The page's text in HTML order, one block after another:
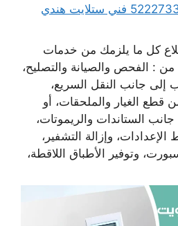
فني ستلايت المطلاع 52227330 فني ستلايت هندي
كل ما يلزمك من خدمات
من : الفحص والصيانة والتصليح،
إلى جانب النقل السريع،
قطع الغيار والملحقات، أو
جانب الستاندات والريموتات،
وإزالة التشفير،
وتوفير الأطباق اللاقطة،